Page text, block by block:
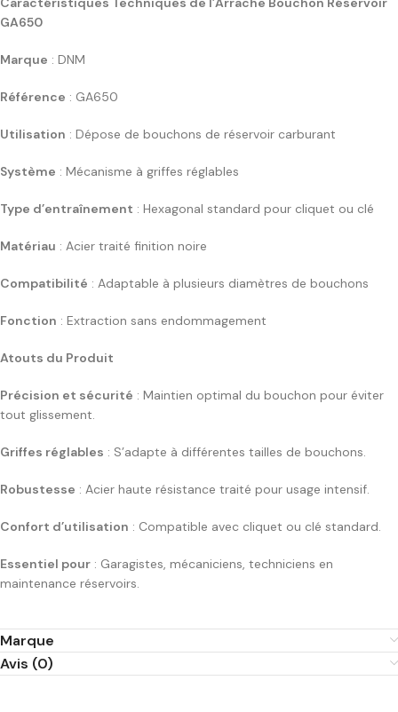
GA650
Marque : DNM
Référence : GA650
Utilisation : Dépose de bouchons de réservoir carburant
Système : Mécanisme à griffes réglables
Type d’entraînement : Hexagonal standard pour cliquet ou clé
Matériau : Acier traité finition noire
Compatibilité : Adaptable à plusieurs diamètres de bouchons
Fonction : Extraction sans endommagement
Atouts du Produit
Précision et sécurité : Maintien optimal du bouchon pour éviter
tout glissement.
Griffes réglables : S’adapte à différentes tailles de bouchons.
Robustesse : Acier haute résistance traité pour usage intensif.
Confort d’utilisation : Compatible avec cliquet ou clé standard.
Essentiel pour : Garagistes, mécaniciens, techniciens en
maintenance réservoirs.
Marque
Avis (0)